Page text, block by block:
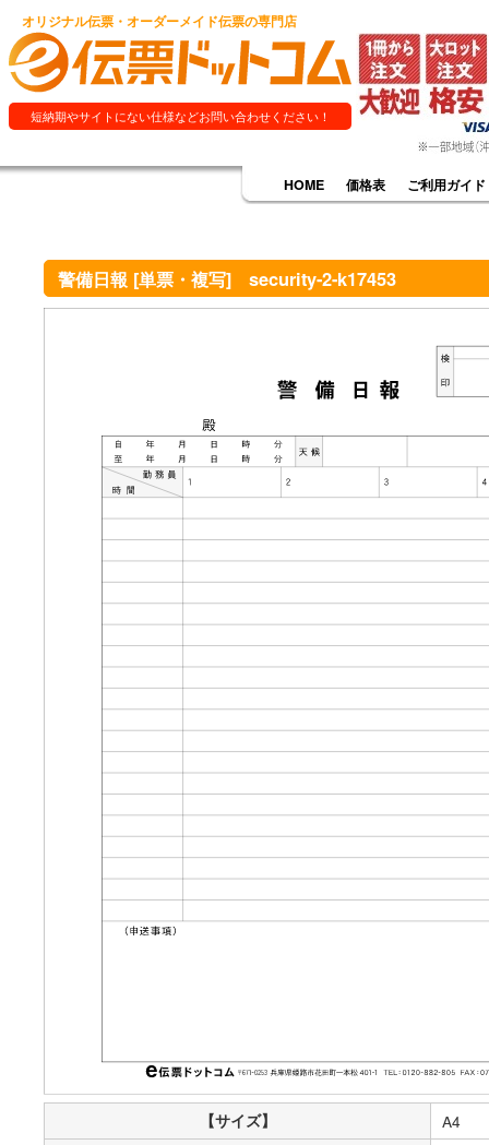
オリジナル伝票・オーダーメイド伝票の専門店
短納期やサイトにない仕様などお問い合わせください！
HOME 価格表 ご利用ガイド
警備日報 [単票・複写] security-2-k17453
【サイズ】 A4